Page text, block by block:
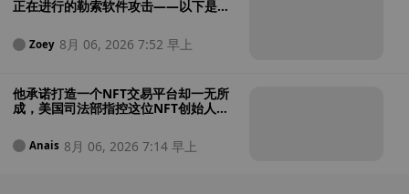
正在进行的勒索软件攻击——以下是其
Zoey 8月 06, 2026 7:52 早上
他承诺打造一个NFT交易平台却一无所
成，美国司法部指控这位NFT创始人涉
Anais 8月 06, 2026 7:14 早上